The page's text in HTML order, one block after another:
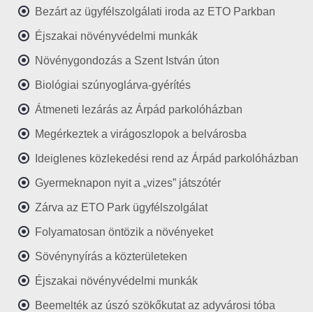
Bezárt az ügyfélszolgálati iroda az ETO Parkban
Éjszakai növényvédelmi munkák
Növénygondozás a Szent István úton
Biológiai szúnyoglárva-gyérítés
Átmeneti lezárás az Árpád parkolóházban
Megérkeztek a virágoszlopok a belvárosba
Ideiglenes közlekedési rend az Árpád parkolóházban
Gyermeknapon nyit a „vizes” játszótér
Zárva az ETO Park ügyfélszolgálat
Folyamatosan öntözik a növényeket
Sövénynyírás a közterületeken
Éjszakai növényvédelmi munkák
Beemelték az úszó szökőkutat az adyvárosi tóba